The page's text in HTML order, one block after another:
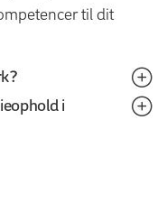
til dit
afsluttes
inkl. projekt.
for
i
give dit CV et